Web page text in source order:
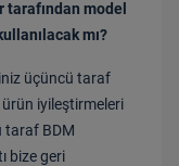
model
mı?
üçüncü taraf
ürün iyileştirmeleri
taraf BDM
bize geri